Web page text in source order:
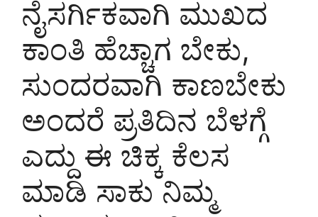
ನೈಸರ್ಗಿಕವಾಗಿ ಮುಖದ
ಕಾಂತಿ ಹೆಚ್ಚಾಗ ಬೇಕು,
ಸುಂದರವಾಗಿ ಕಾಣಬೇಕು
ಅಂದರೆ ಪ್ರತಿದಿನ ಬೆಳಗ್ಗೆ
ಎದ್ದು ಈ ಚಿಕ್ಕ ಕೆಲಸ
ಮಾಡಿ ಸಾಕು ನಿಮ್ಮ